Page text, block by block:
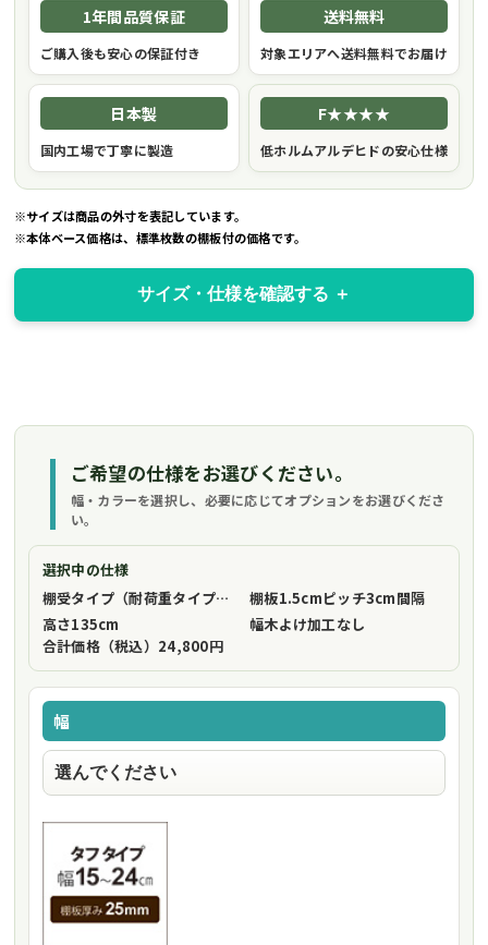
1年間品質保証
ご購入後も安心の保証付き
送料無料
対象エリアへ送料無料でお届け
日本製
国内工場で丁寧に製造
F★★★★
低ホルムアルデヒドの安心仕様
※サイズは商品の外寸を表記しています。
※本体ベース価格は、標準枚数の棚板付の価格です。
サイズ・仕様を確認する
ご希望の仕様をお選びください。
幅・カラーを選択し、必要に応じてオプションをお選びくださ
い。
選択中の仕様
棚受タイプ（耐荷重タイプ）
フリーストップ棚受（標準仕様）
棚板1.5cmピッチ3cm間隔
高さ135cm 幅木よけ加工なし
合計価格（税込） 24,800円
幅